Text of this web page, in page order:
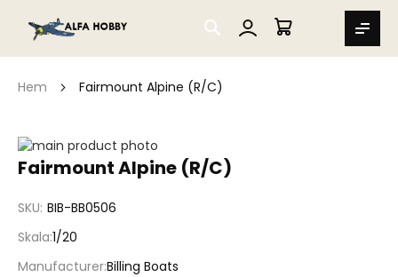
SEARCH
MIN VARUKORG
Hem Fairmount Alpine (R/C)
Fairmount Alpine (R/C)
SKU BIB-BB0506
Skala 1/20
ManufacturerBilling Boats
Hoppa
till
bildgalleriet
Hoppa
av
bildgalleriet